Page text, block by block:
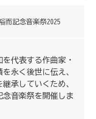
而記念音楽祭2025
代表する作曲家・
永く後世に伝え、
承していくため、
念音楽祭を開催しま